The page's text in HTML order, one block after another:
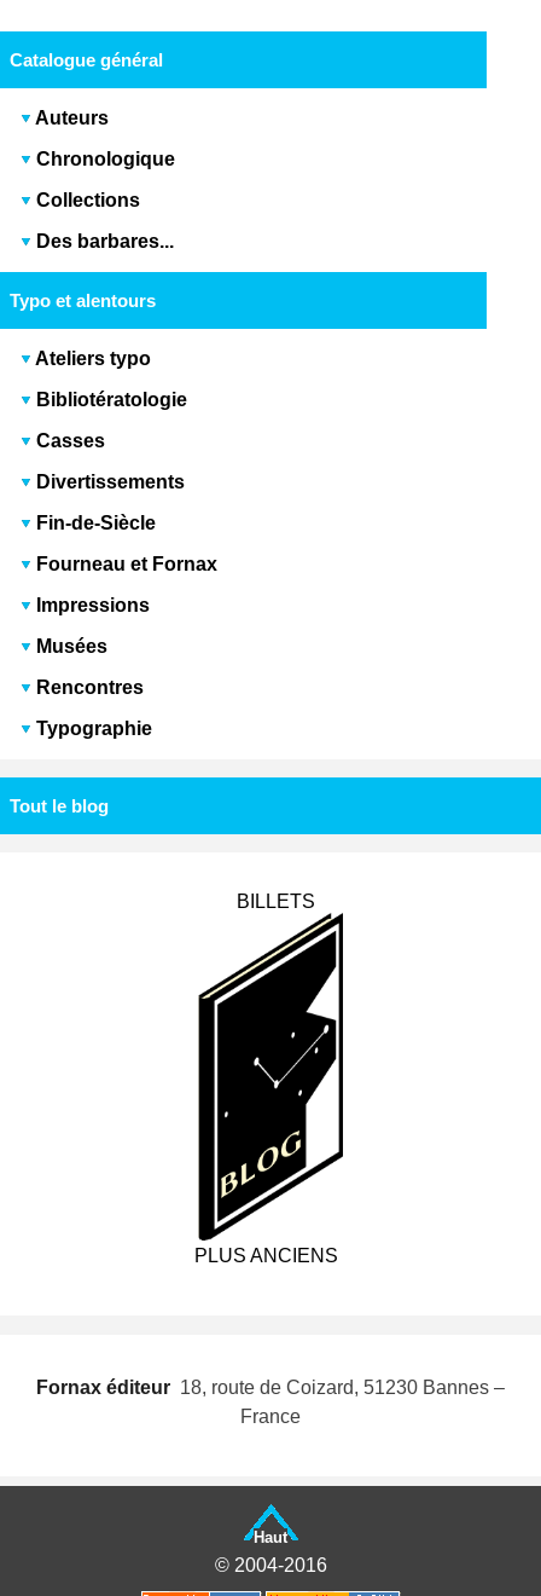
Catalogue général
Auteurs
Chronologique
Collections
Des barbares...
Typo et alentours
Ateliers typo
Bibliotératologie
Casses
Divertissements
Fin-de-Siècle
Fourneau et Fornax
Impressions
Musées
Rencontres
Typographie
Tout le blog
BILLETS
PLUS ANCIENS
Fornax éditeur  18, route de Coizard, 51230 Bannes –
France
Haut
© 2004-2016